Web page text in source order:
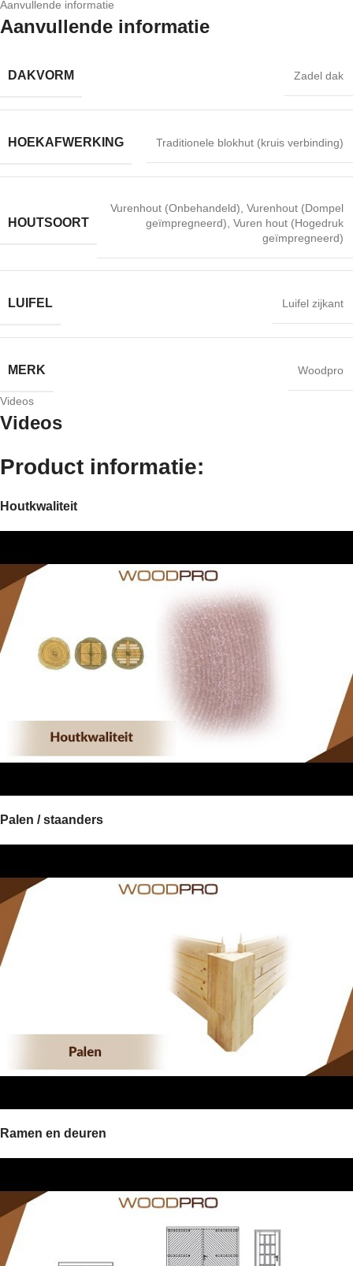
Aanvullende informatie
Aanvullende informatie
DAKVORM Zadel dak
HOEKAFWERKING Traditionele blokhut (kruis verbinding)
HOUTSOORT
Vurenhout (Onbehandeld) Vurenhout (Dompel
geïmpregneerd) Vuren hout (Hogedruk
geïmpregneerd)
LUIFEL Luifel zijkant
MERK Woodpro
Videos
Videos
Product informatie:
Houtkwaliteit
Palen / staanders
Ramen en deuren